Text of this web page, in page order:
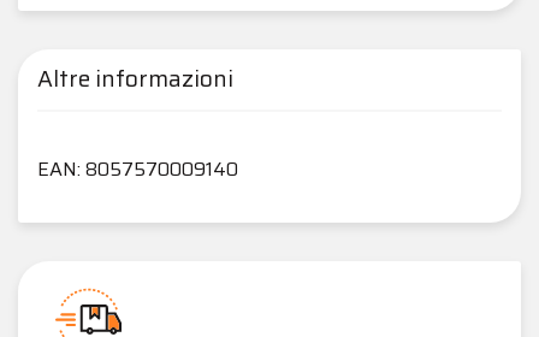
Altre informazioni
EAN: 8057570009140